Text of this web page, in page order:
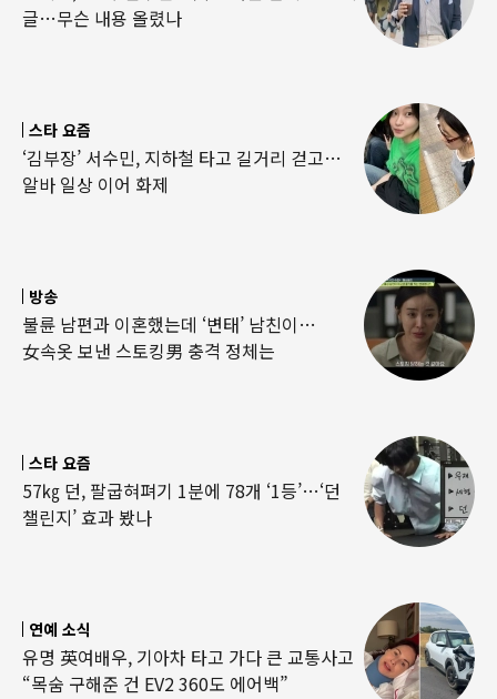
글…무슨 내용 올렸나
스타 요즘
‘김부장’ 서수민, 지하철 타고 길거리 걷고…
알바 일상 이어 화제
방송
불륜 남편과 이혼했는데 ‘변태’ 남친이…
女속옷 보낸 스토킹男 충격 정체는
스타 요즘
57㎏ 던, 팔굽혀펴기 1분에 78개 ‘1등’…‘던
챌린지’ 효과 봤나
연예 소식
유명 英여배우, 기아차 타고 가다 큰 교통사고
“목숨 구해준 건 EV2 360도 에어백”